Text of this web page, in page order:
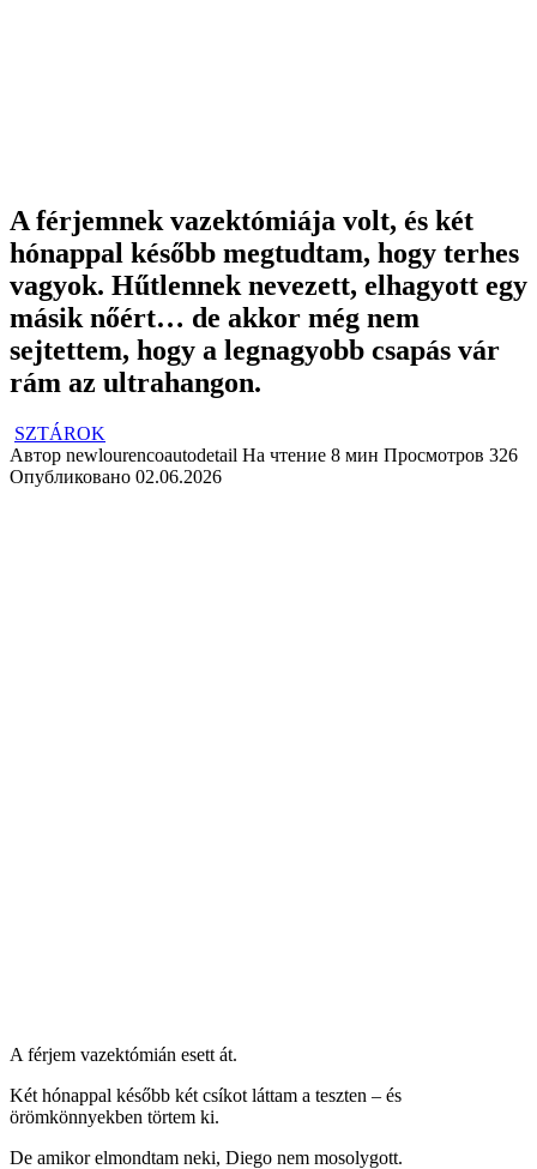
A férjemnek vazektómiája volt, és két
hónappal később megtudtam, hogy terhes
vagyok. Hűtlennek nevezett, elhagyott egy
másik nőért… de akkor még nem
sejtettem, hogy a legnagyobb csapás vár
rám az ultrahangon.
SZTÁROK
Автор newlourencoautodetail На чтение 8 мин Просмотров 326
Опубликовано 02.06.2026
A férjem vazektómián esett át.
Két hónappal később két csíkot láttam a teszten – és
örömkönnyekben törtem ki.
De amikor elmondtam neki, Diego nem mosolygott.